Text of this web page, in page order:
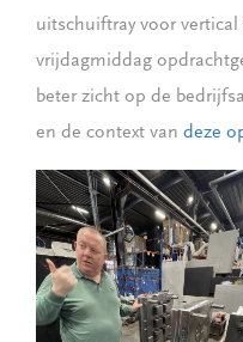
uitschuiftray voor
vrijdagmiddag
beter zicht op de
en de context van deze